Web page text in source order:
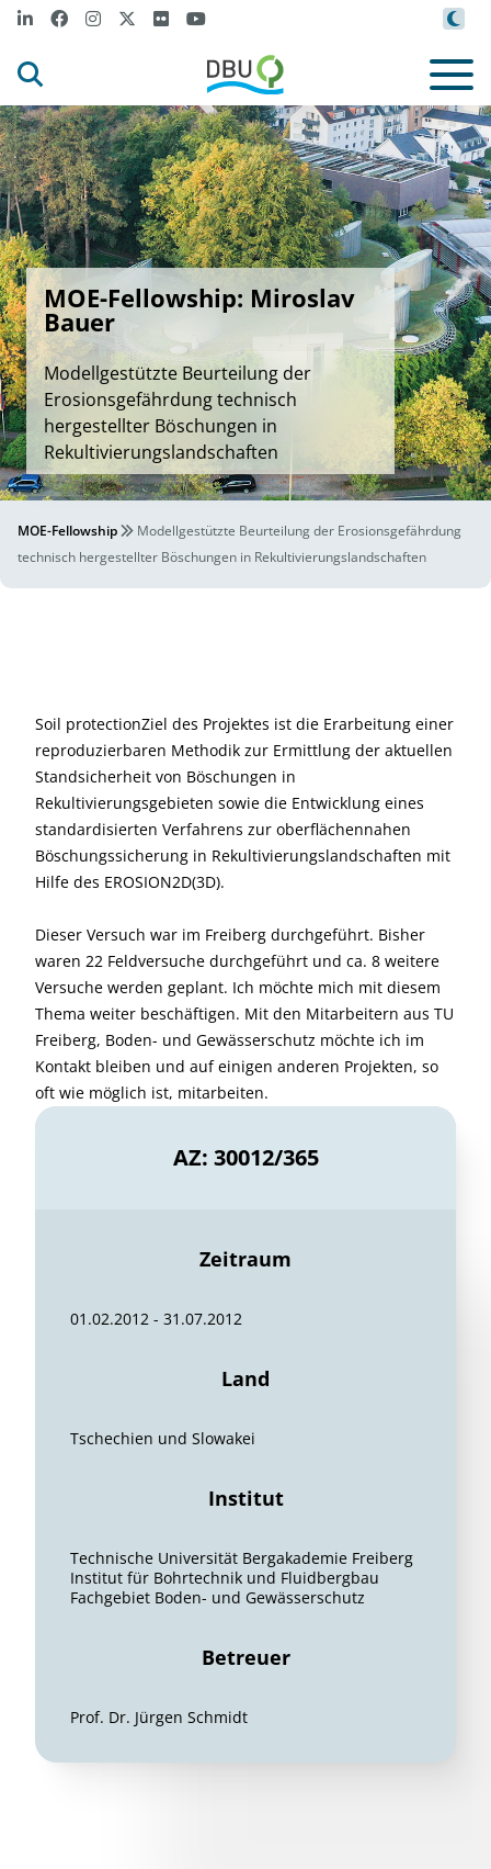
MOE-Fellowship: Miroslav
Bauer
Modellgestützte Beurteilung der
Erosionsgefährdung technisch
hergestellter Böschungen in
Rekultivierungslandschaften
MOE-Fellowship
Modellgestützte Beurteilung der Erosionsgefährdung
technisch hergestellter Böschungen in Rekultivierungslandschaften
Soil protectionZiel des Projektes ist die Erarbeitung einer
reproduzierbaren Methodik zur Ermittlung der aktuellen
Standsicherheit von Böschungen in
Rekultivierungsgebieten sowie die Entwicklung eines
standardisierten Verfahrens zur oberflächennahen
Böschungssicherung in Rekultivierungslandschaften mit
Hilfe des EROSION2D(3D).
Dieser Versuch war im Freiberg durchgeführt. Bisher
waren 22 Feldversuche durchgeführt und ca. 8 weitere
Versuche werden geplant. Ich möchte mich mit diesem
Thema weiter beschäftigen. Mit den Mitarbeitern aus TU
Freiberg, Boden- und Gewässerschutz möchte ich im
Kontakt bleiben und auf einigen anderen Projekten, so
oft wie möglich ist, mitarbeiten.
AZ: 30012/365
Zeitraum
01.02.2012 - 31.07.2012
Land
Tschechien und Slowakei
Institut
Technische Universität Bergakademie Freiberg
Institut für Bohrtechnik und Fluidbergbau
Fachgebiet Boden- und Gewässerschutz
Betreuer
Prof. Dr. Jürgen Schmidt